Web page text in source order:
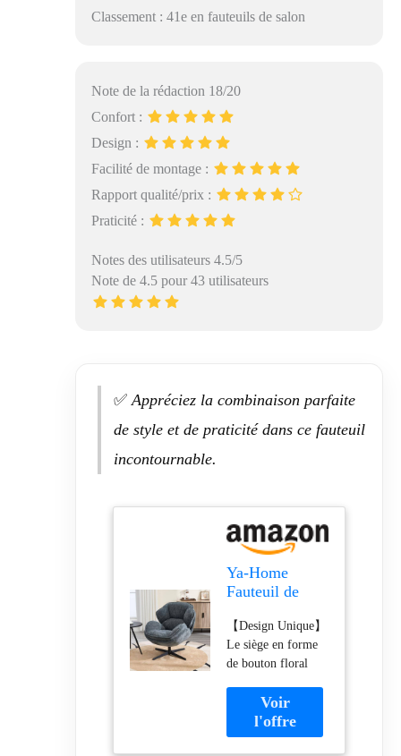
Classement : 41e en fauteuils de salon
Note de la rédaction 18/20
Confort :
Design :
Facilité de montage :
Rapport qualité/prix :
Praticité :
Notes des utilisateurs 4.5/5
Note de 4.5 pour 43 utilisateurs
✅ Appréciez la combinaison parfaite
de style et de praticité dans ce fauteuil
incontournable.
Ya-Home
Fauteuil de
360° en
Chenille, Bleu
【Design Unique】
Le siège en forme
de bouton floral
esthétique moderne
à votre
espace.L'alliance de